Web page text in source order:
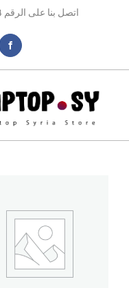
اتصل بنا على الرقم 0968041984